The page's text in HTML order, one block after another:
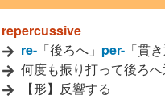
repercussive
re- 「後ろへ」 per- 「貫
何度も振り打って後ろ
【形】反響する